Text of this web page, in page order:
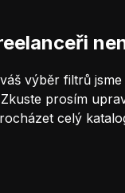
výběr filtrů jsme
prosím
celý